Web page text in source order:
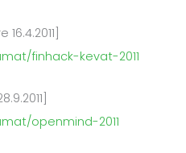
finhack-kevat-2011
openmind-2011